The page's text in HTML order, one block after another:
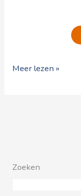
Meer lezen »
Zoeken